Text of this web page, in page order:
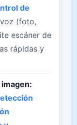
de
(foto,
escáner de
rápidas y